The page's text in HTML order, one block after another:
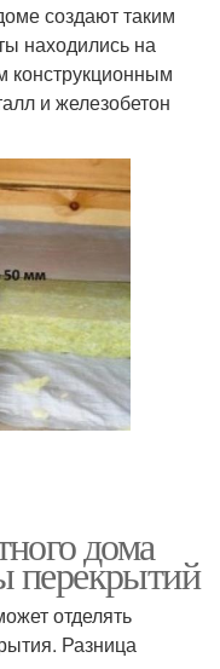
создают таким
находились на
конструкционным
и железобетон
дома
перекрытий
отделять
Разница